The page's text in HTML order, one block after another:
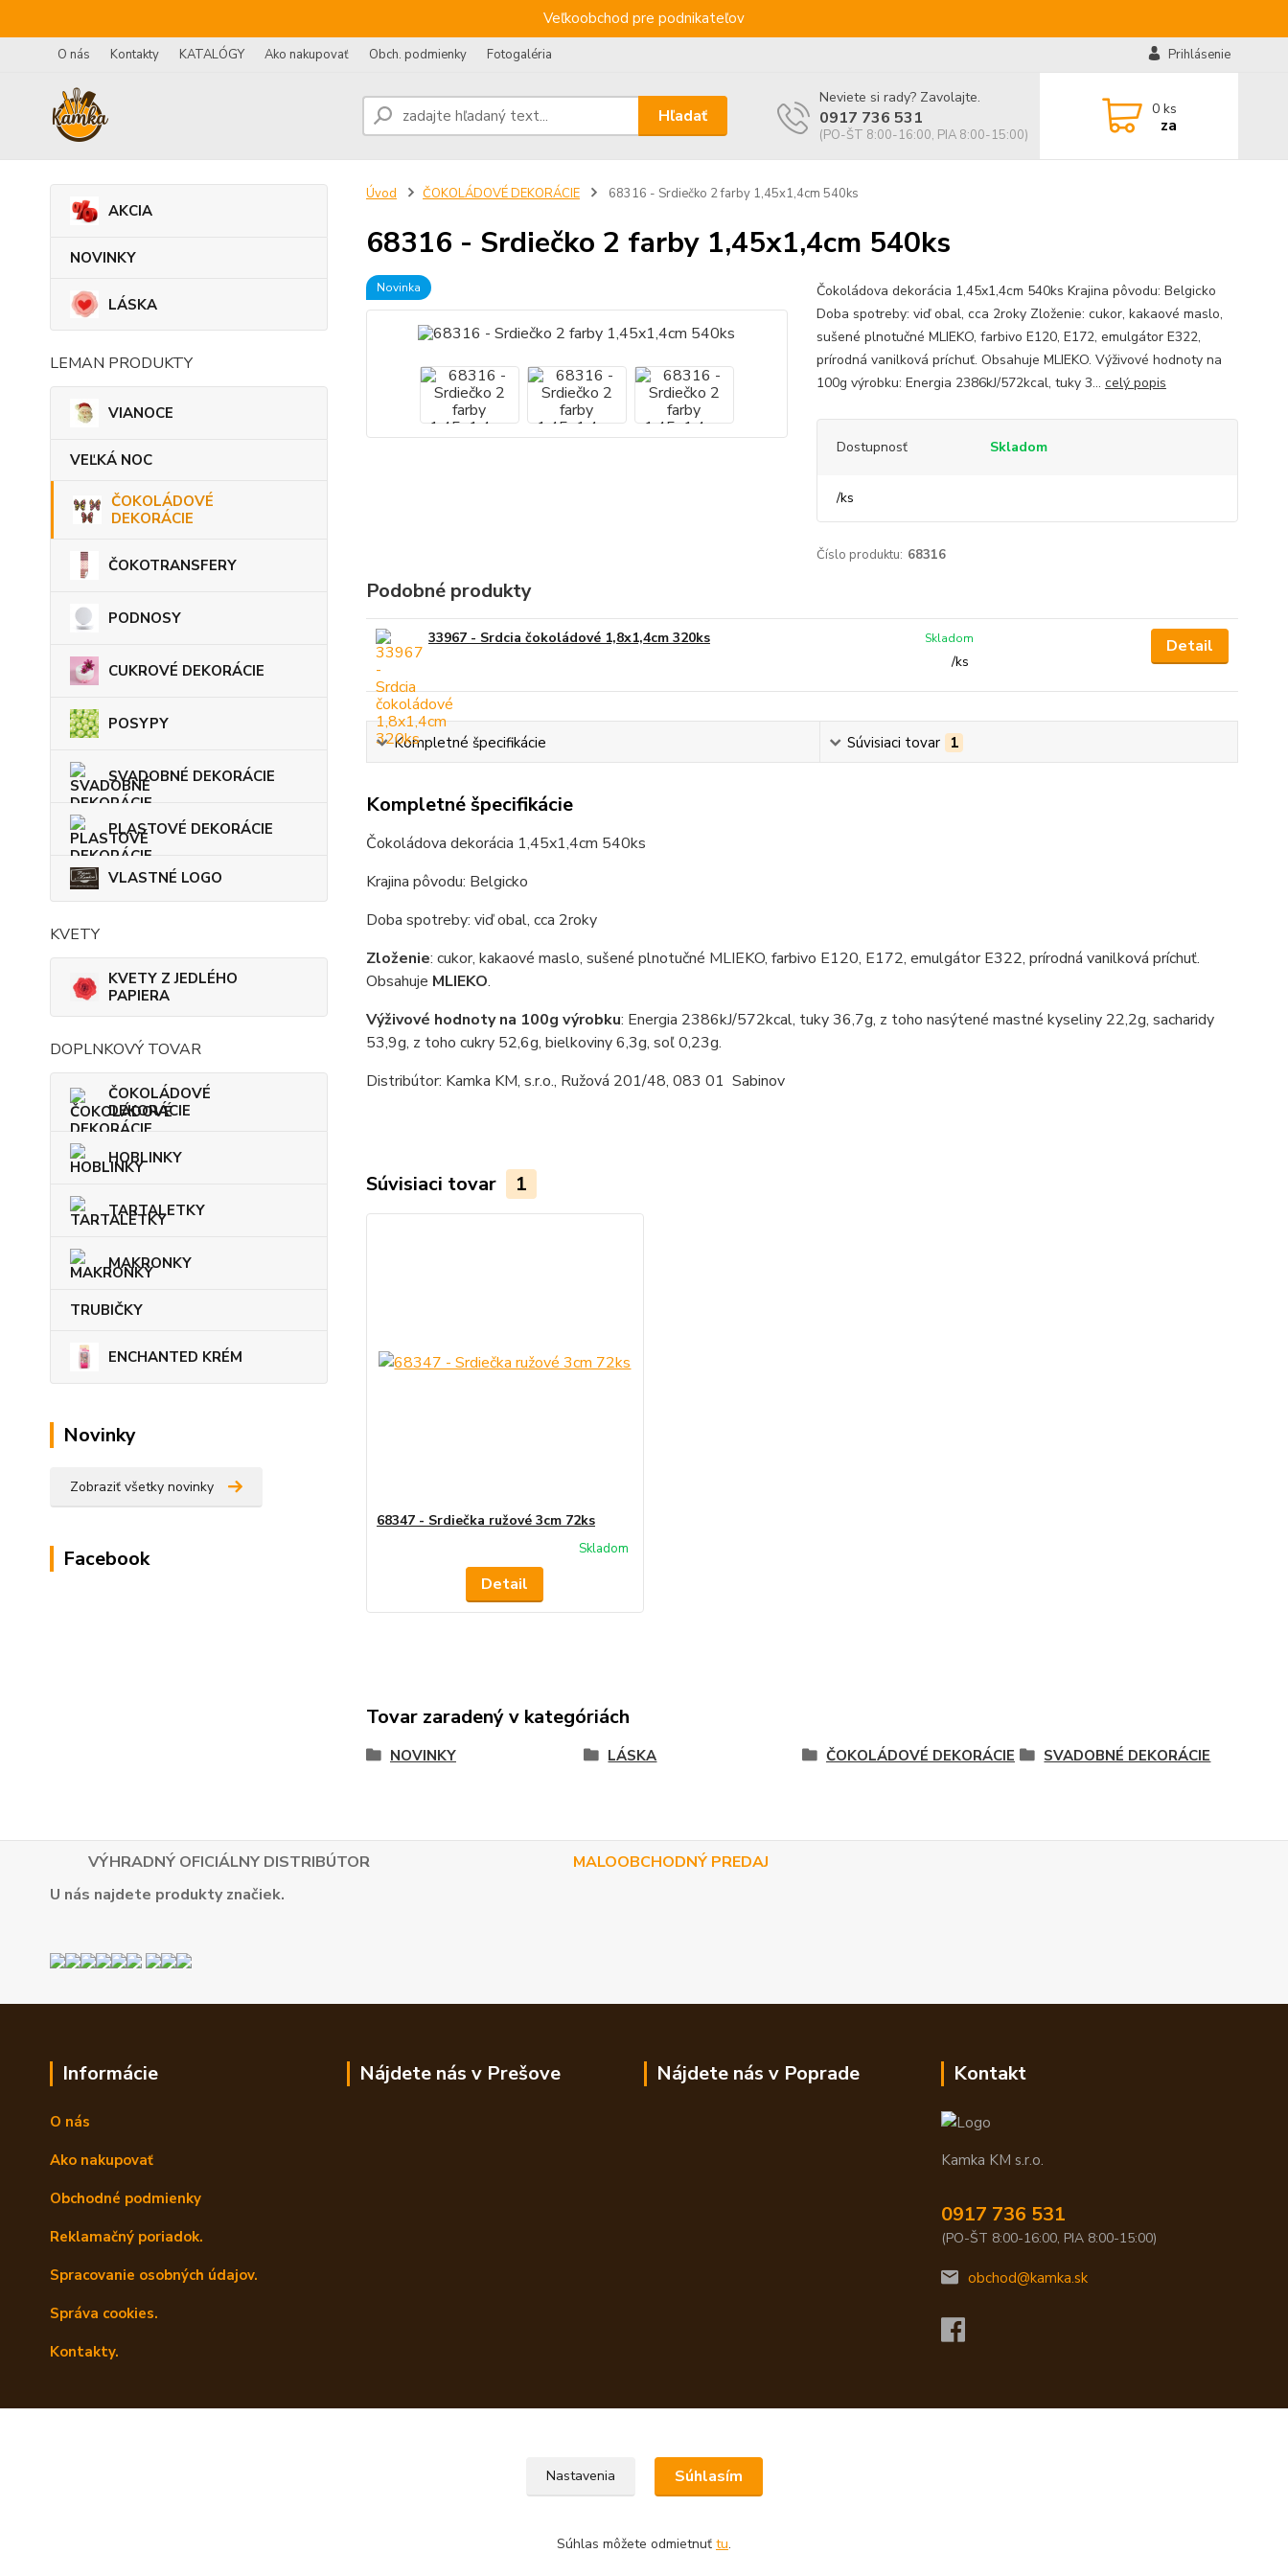
Veľkoobchod pre podnikateľov
O nás Kontakty KATALÓGY Ako nakupovať Obch. podmienky Fotogaléria Prihlásenie
Hľadať
Neviete si rady? Zavolajte.
0917 736 531
(PO-ŠT 8:00-16:00, PIA 8:00-15:00)
0 ks
za
AKCIA
NOVINKY
LÁSKA
LEMAN PRODUKTY
VIANOCE
VEĽKÁ NOC
ČOKOLÁDOVÉ
DEKORÁCIE
ČOKOTRANSFERY
PODNOSY
CUKROVÉ DEKORÁCIE
POSYPY
SVADOBNÉ DEKORÁCIE
PLASTOVÉ DEKORÁCIE
VLASTNÉ LOGO
KVETY
KVETY Z JEDLÉHO
PAPIERA
DOPLNKOVÝ TOVAR
ČOKOLÁDOVÉ
DEKORÁCIE
HOBLINKY
TARTALETKY
MAKRONKY
TRUBIČKY
ENCHANTED KRÉM
Novinky
Zobraziť všetky novinky
Facebook
Úvod ČOKOLÁDOVÉ DEKORÁCIE 68316 - Srdiečko 2 farby 1,45x1,4cm 540ks
68316 - Srdiečko 2 farby 1,45x1,4cm 540ks
Novinka
Čokoládova dekorácia 1,45x1,4cm 540ks Krajina pôvodu: Belgicko
Doba spotreby: viď obal, cca 2roky Zloženie: cukor, kakaové maslo,
sušené plnotučné MLIEKO, farbivo E120, E172, emulgátor E322,
prírodná vanilková príchuť. Obsahuje MLIEKO. Výživové hodnoty na
100g výrobku: Energia 2386kJ/572kcal, tuky 3... celý popis
Dostupnosť Skladom
/ks
Číslo produktu: 68316
Podobné produkty
33967 - Srdcia čokoládové 1,8x1,4cm 320ks
/ks
Skladom Detail
Kompletné špecifikácie Súvisiaci tovar 1
Kompletné špecifikácie
Čokoládova dekorácia 1,45x1,4cm 540ks
Krajina pôvodu: Belgicko
Doba spotreby: viď obal, cca 2roky
Zloženie: cukor, kakaové maslo, sušené plnotučné MLIEKO, farbivo E120, E172, emulgátor E322, prírodná vanilková príchuť.
Obsahuje MLIEKO.
Výživové hodnoty na 100g výrobku: Energia 2386kJ/572kcal, tuky 36,7g, z toho nasýtené mastné kyseliny 22,2g, sacharidy
53,9g, z toho cukry 52,6g, bielkoviny 6,3g, soľ 0,23g.
Distribútor: Kamka KM, s.r.o., Ružová 201/48, 083 01 Sabinov
Súvisiaci tovar 1
68347 - Srdiečka ružové 3cm 72ks
Skladom
Detail
Tovar zaradený v kategóriách
NOVINKY LÁSKA ČOKOLÁDOVÉ DEKORÁCIE SVADOBNÉ DEKORÁCIE
VÝHRADNÝ OFICIÁLNY DISTRIBÚTOR
MALOOBCHODNÝ PREDAJ
U nás najdete produkty značiek.
Informácie
O nás
Ako nakupovať
Obchodné podmienky
Reklamačný poriadok.
Spracovanie osobných údajov.
Správa cookies.
Kontakty.
Nájdete nás v Prešove Nájdete nás v Poprade Kontakt
Kamka KM s.r.o.
0917 736 531
(PO-ŠT 8:00-16:00, PIA 8:00-15:00)
obchod@kamka.sk
Nastavenia Súhlasím
Súhlas môžete odmietnuť tu.